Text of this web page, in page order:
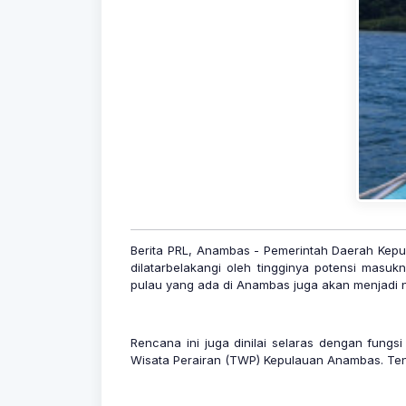
Berita PRL, Anambas - Pemerintah Daerah
dilatarbelakangi oleh tingginya potensi
pulau yang ada di Anambas juga akan
Rencana ini juga dinilai selaras dengan
Wisata Perairan (TWP) Kepulauan Anambas.